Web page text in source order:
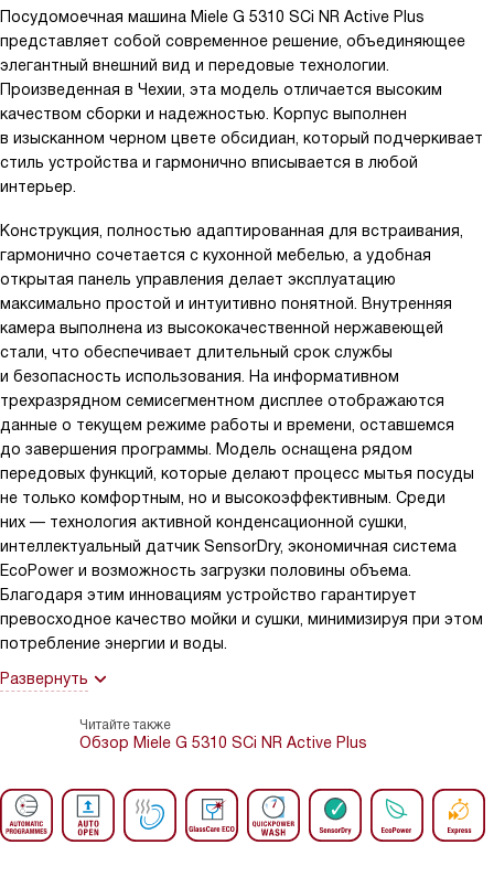
Посудомоечная машина Miele G 5310 SCi NR Active Plus
представляет собой современное решение, объединяющее
элегантный внешний вид и передовые технологии.
Произведенная в Чехии, эта модель отличается высоким
качеством сборки и надежностью. Корпус выполнен
в изысканном черном цвете обсидиан, который подчеркивает
стиль устройства и гармонично вписывается в любой
интерьер.
Конструкция, полностью адаптированная для встраивания,
гармонично сочетается с кухонной мебелью, а удобная
открытая панель управления делает эксплуатацию
максимально простой и интуитивно понятной. Внутренняя
камера выполнена из высококачественной нержавеющей
стали, что обеспечивает длительный срок службы
и безопасность использования. На информативном
трехразрядном семисегментном дисплее отображаются
данные о текущем режиме работы и времени, оставшемся
до завершения программы. Модель оснащена рядом
передовых функций, которые делают процесс мытья посуды
не только комфортным, но и высокоэффективным. Среди
них — технология активной конденсационной сушки,
интеллектуальный датчик SensorDry, экономичная система
EcoPower и возможность загрузки половины объема.
Благодаря этим инновациям устройство гарантирует
превосходное качество мойки и сушки, минимизируя при этом
потребление энергии и воды.
Развернуть
Читайте также
Обзор Miele G 5310 SCi NR Active Plus